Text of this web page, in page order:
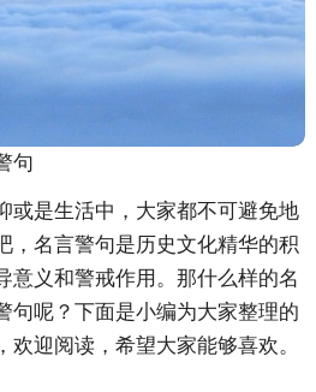
句
或是生活中，大家都不可避免地
，名言警句是历史文化精华的积
意义和警戒作用。那什么样的名
句呢？下面是小编为大家整理的
迎阅读，希望大家能够喜欢。